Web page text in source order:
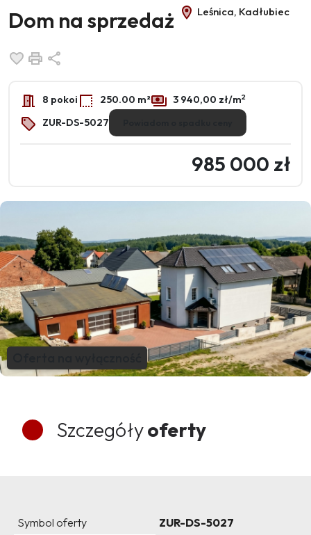
Dom na sprzedaż Leśnica, Kadłubiec
Dodaj do ulubionych
Drukuj
8 pokoi 250.00 m² 3 940,00 zł/m2
ZUR-DS-5027
985 000 zł
Szczegółyoferty
Symbol oferty
ZUR-DS-5027